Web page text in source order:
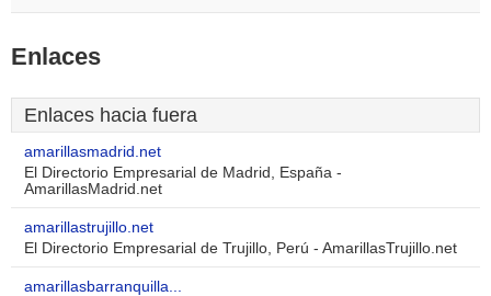
Enlaces
Enlaces hacia fuera
amarillasmadrid.net
El Directorio Empresarial de Madrid, España -
AmarillasMadrid.net
amarillastrujillo.net
El Directorio Empresarial de Trujillo, Perú - AmarillasTrujillo.net
amarillasbarranquilla...